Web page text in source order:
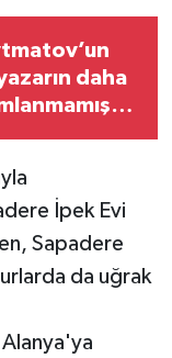
daha
bağışladı
İpek Evi
Sapadere
da uğrak